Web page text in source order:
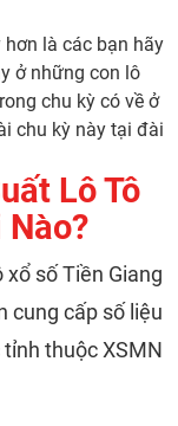
là các bạn hãy
ở những con lô
chu kỳ có về ở
chu kỳ này tại đài
Lô Tô
Nào?
số Tiền Giang
cung cấp số liệu
thuộc XSMN